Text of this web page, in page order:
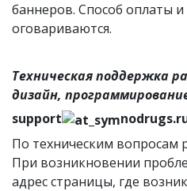
баннеров. Способ оплаты и
оговариваются.
Техническая поддержка
дизайн,
support
По техническим вопросам
При возникновении
адрес страницы, где